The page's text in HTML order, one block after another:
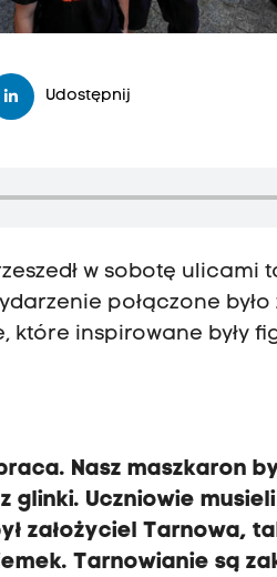
Udostępnij
w sobotę ulicami
połączone
które inspirowane były
Nasz maszkaron
glinki. Uczniowie
założyciel Tarnowa,
Tarnowianie są